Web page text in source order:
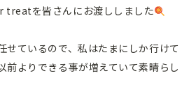
treatを皆さんにお渡ししました
せているので、私はたまにしか行けて
前よりできる事が増えていて素晴らし